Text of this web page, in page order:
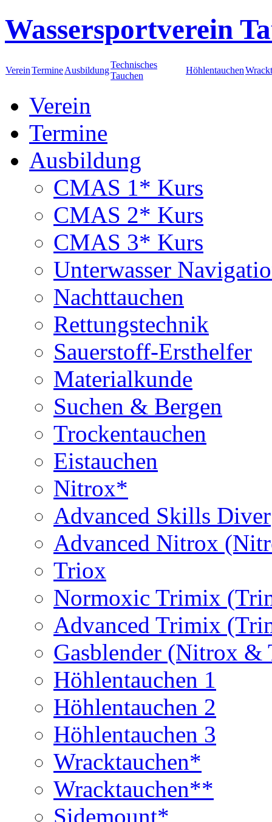
Wassersportverein
VereinTermineAusbildung
Technisches
Tauchen
Höhlentauchen
Verein
Termine
Ausbildung
CMAS 1* Kurs
CMAS 2* Kurs
CMAS 3* Kurs
Unterwasser
Nachttauchen
Rettungstechnik
Sauerstoff-Ersthelfer
Materialkunde
Suchen & Bergen
Trockentauchen
Eistauchen
Nitrox*
Advanced Skills Diver
Advanced Nitrox
Triox
Normoxic Trimix
Advanced Trimix
Gasblender (Nitrox
Höhlentauchen 1
Höhlentauchen 2
Höhlentauchen 3
Wracktauchen*
Wracktauchen**
Sidemount*